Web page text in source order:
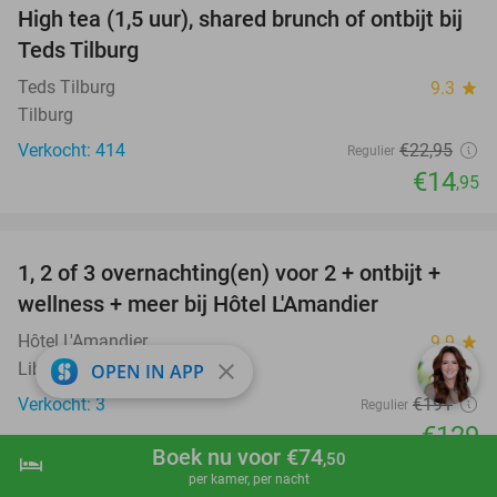
shopping_cart Boek nu
hotel Boek nu voor €74,50
per kamer, per nacht
35%
High tea (1,5 uur), shared brunch of ontbijt bij
Teds Tilburg
Teds Tilburg 9.3 star
Tilburg
Verkocht: 414
Regulier €22,95
€14,95
32%
TODAY
1, 2 of 3 overnachting(en) voor 2 + ontbijt +
wellness + meer bij Hôtel L'Amandier
Hôtel L'Amandier 9.9 star
Libramont-Chevigny
Verkocht: 3
Regulier €191
€129
OPEN IN APP close